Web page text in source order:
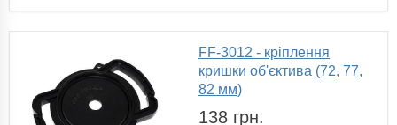
FF-3012 - кріплення
кришки об'єктива (72, 77,
82 мм)
138 грн.